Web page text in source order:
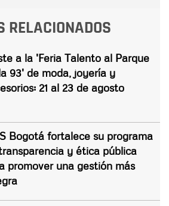
RELACIONADOS
a la 'Feria Talento al Parque
93' de moda, joyería y
21 al 23 de agosto
Bogotá fortalece su programa
y ética pública
promover una gestión más